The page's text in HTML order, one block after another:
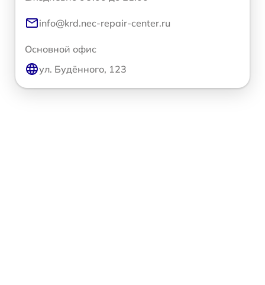
info@krd.nec-repair-center.ru
Основной офис
ул. Будённого, 123